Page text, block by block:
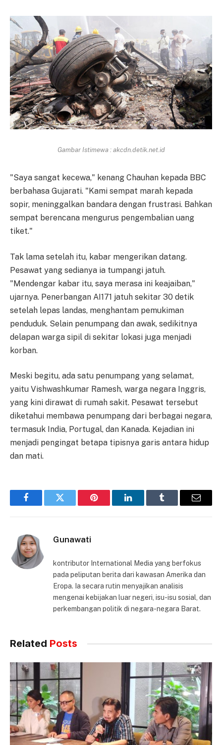
Gambar Istimewa : akcdn.detik.net.id
"Saya sangat kecewa," kenang Chauhan kepada BBC
berbahasa Gujarati. "Kami sempat marah kepada
sopir, meninggalkan bandara dengan frustrasi. Bahkan
sempat berencana mengurus pengembalian uang
tiket."
Tak lama setelah itu, kabar mengerikan datang.
Pesawat yang sedianya ia tumpangi jatuh.
"Mendengar kabar itu, saya merasa ini keajaiban,"
ujarnya. Penerbangan AI171 jatuh sekitar 30 detik
setelah lepas landas, menghantam pemukiman
penduduk. Selain penumpang dan awak, sedikitnya
delapan warga sipil di sekitar lokasi juga menjadi
korban.
Meski begitu, ada satu penumpang yang selamat,
yaitu Vishwashkumar Ramesh, warga negara Inggris,
yang kini dirawat di rumah sakit. Pesawat tersebut
diketahui membawa penumpang dari berbagai negara,
termasuk India, Portugal, dan Kanada. Kejadian ini
menjadi pengingat betapa tipisnya garis antara hidup
dan mati.
FacebookTwitter Pinterest LinkedInTumblr Email
Gunawati
kontributor International Media yang berfokus
pada peliputan berita dari kawasan Amerika dan
Eropa. Ia secara rutin menyajikan analisis
mengenai kebijakan luar negeri, isu-isu sosial, dan
perkembangan politik di negara-negara Barat.
Related Posts